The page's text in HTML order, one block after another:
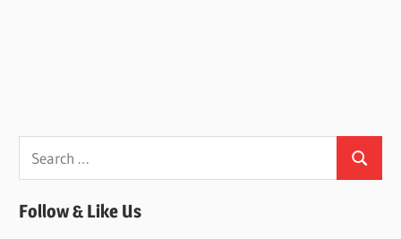
Search
for:
Search
Follow & Like Us